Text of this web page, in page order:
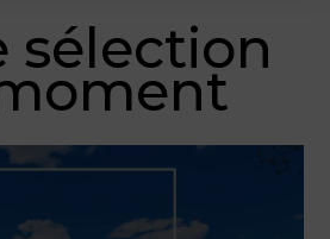
sélection